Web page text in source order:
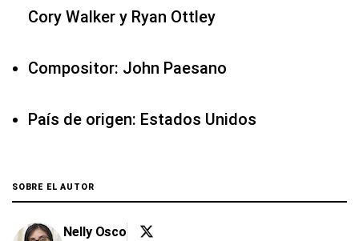
Cory Walker y Ryan Ottley
Compositor: John Paesano
País de origen: Estados Unidos
SOBRE EL AUTOR
Nelly Osco